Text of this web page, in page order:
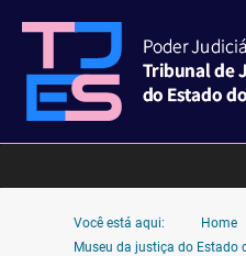
Você está aqui: Home
Museu da justiça do Estado